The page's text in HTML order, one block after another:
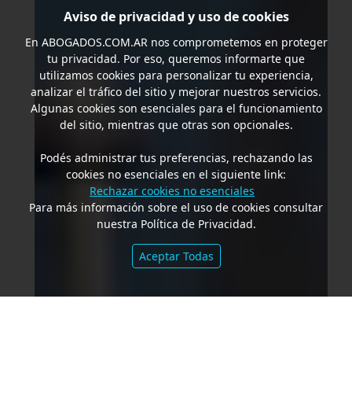
Aviso de privacidad y uso de cookies
En ABOGADOS.COM.ARnos comprometemos en proteger
tu privacidad. Por eso, queremos informarte que
utilizamos cookies para personalizar tu experiencia,
analizar el tráfico del sitio y mejorar nuestros servicios.
Algunas cookies son esenciales para el funcionamiento
del sitio, mientras que otras son opcionales.
Podés administrar tus preferencias, rechazando las
cookies no esenciales en el siguiente link:
Rechazar cookies no esenciales
Para más información sobre el uso de cookies consultar
nuestra Política de Privacidad.
Aceptar Todas